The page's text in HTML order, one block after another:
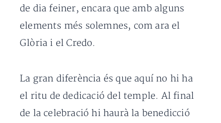
de dia feiner, encara que amb alguns
elements més solemnes, com ara el
Glòria i el Credo.
La gran diferència és que aquí no hi ha
el ritu de dedicació del temple. Al final
de la celebració hi haurà la benedicció